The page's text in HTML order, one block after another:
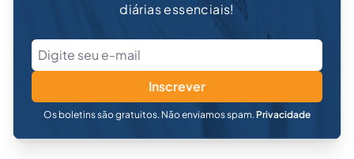
diárias essenciais!
Inscrever
Os boletins são gratuitos. Não enviamos spam. Privacidade